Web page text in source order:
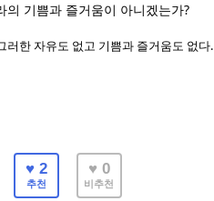
의 기쁨과 즐거움이 아니겠는가?
러한 자유도 없고 기쁨과 즐거움도 없다.
♥ 2
추천
♥ 0
비추천